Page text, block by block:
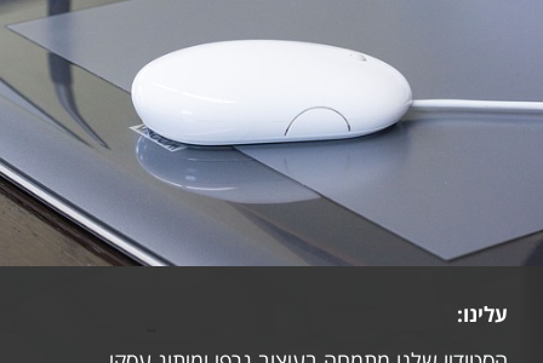
עלינו: